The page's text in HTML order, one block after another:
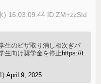
) 16:03:09.44 ID:ZM+zzStd
生のビザ取り消し相次ぎパ
向け奨学金を停止 https://t.
April 9, 2025